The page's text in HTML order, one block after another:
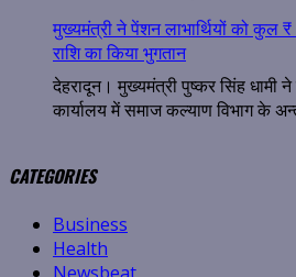
मुख्यमंत्री ने पेंशन लाभार्थियों को
राशि का किया भुगतान
देहरादून। मुख्यमंत्री पुष्कर सिंह धामी
कार्यालय में समाज कल्याण विभाग के
CATEGORIES
Business
Health